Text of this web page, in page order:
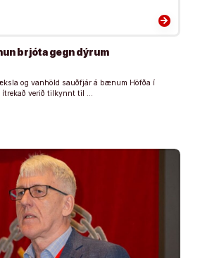
arrow_forward
brjóta gegn dýrum
og vanhöld sauðfjár á bænum Höfða í
ítrekað verið tilkynnt til …